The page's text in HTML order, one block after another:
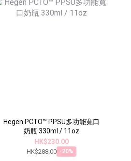
Hegen PCTO™ PPSU多功能寬口
奶瓶 330ml / 11oz
HK$230.00
HK$288.00 -20%